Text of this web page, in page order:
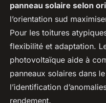
panneau solaire selon
l’orientation sud
Pour les toitures
flexibilité et adaptation.
photovoltaïque aide à
panneaux solaires dans
l’identification
rendement.